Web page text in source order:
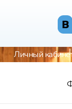
Личный